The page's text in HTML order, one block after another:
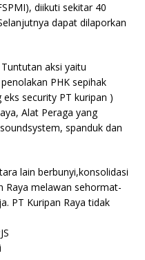
diikuti sekitar 40
dapat dilaporkan
Tuntutan aksi yaitu
penolakan PHK sepihak
security PT kuripan )
Alat Peraga yang
spanduk dan
lain berbunyi,konsolidasi
Raya melawan sehormat-
PT Kuripan Raya tidak